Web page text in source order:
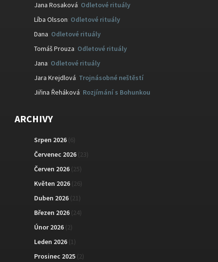
Jana Rosaková Odletové rituály
Líba Olsson Odletové rituály
Dana Odletové rituály
Tomáš Prouza Odletové rituály
Jana Odletové rituály
Jara Krejdlová: Trojnásobné neštěstí
Jiřina Řeháková: Rozjímání s Bohunkou
ARCHIVY
Srpen 2026 (6)
Červenec 2026 (23)
Červen 2026 (25)
Květen 2026 (26)
Duben 2026 (21)
Březen 2026 (24)
Únor 2026 (2)
Leden 2026 (1)
Prosinec 2025 (2)